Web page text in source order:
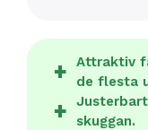
Attraktiv
de flesta
skuggan.